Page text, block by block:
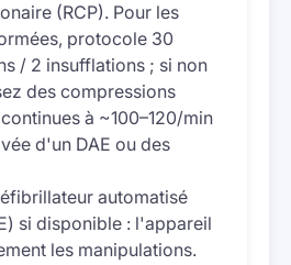
(RCP). Pour les
protocole 30
/ 2 insufflations ; si non
des compressions
à ~100–120/min
d'un DAE ou des
automatisé
si disponible : l'appareil
les manipulations.